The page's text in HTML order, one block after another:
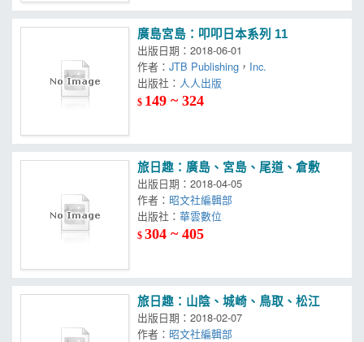
廣島宮島：叩叩日本系列 11
出版日期：2018-06-01
作者：JTB Publishing ， Inc.
出版社：
$ 149 ~ 324
旅日趣：廣島、宮島、尾道、倉敷
出版日期：2018-04-05
作者： 昭文社編輯部
出版社：
$304 ~ 405
旅日趣：山陰、城崎、鳥取、松江
出版日期：2018-02-07
作者： 昭文社編輯部